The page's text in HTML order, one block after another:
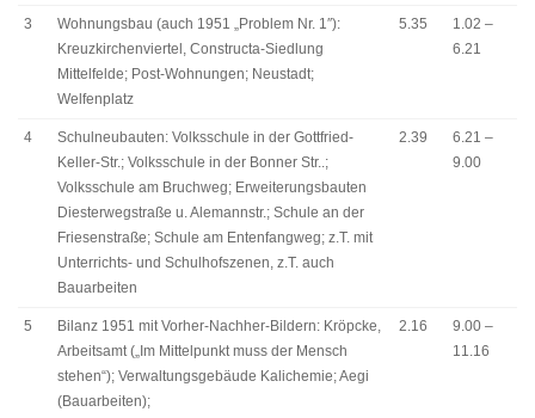
3
Wohnungsbau (auch 1951 „Problem Nr. 1″):
Kreuzkirchenviertel, Constructa-Siedlung
Mittelfelde; Post-Wohnungen; Neustadt;
Welfenplatz
5.35
1.02 –
6.21
4
Schulneubauten: Volksschule in der Gottfried-
Keller-Str.; Volksschule in der Bonner Str..;
Volksschule am Bruchweg; Erweiterungsbauten
Diesterwegstraße u. Alemannstr.; Schule an der
Friesenstraße; Schule am Entenfangweg; z.T. mit
Unterrichts- und Schulhofszenen, z.T. auch
Bauarbeiten
2.39
6.21 –
9.00
5
Bilanz 1951 mit Vorher-Nachher-Bildern: Kröpcke,
Arbeitsamt („Im Mittelpunkt muss der Mensch
stehen“); Verwaltungsgebäude Kalichemie; Aegi
(Bauarbeiten);
2.16
9.00 –
11.16